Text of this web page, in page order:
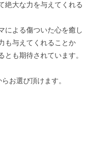
絶大な力を与えてくれる
による傷ついた心を癒し
も与えてくれることか
とも期待されています。
お選び頂けます。